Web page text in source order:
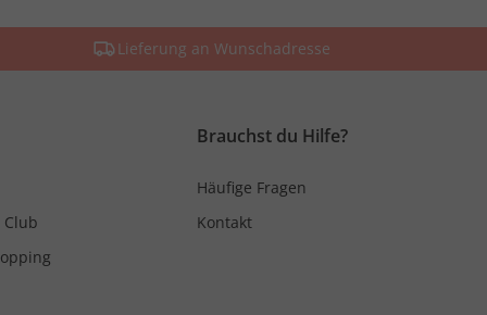
Lieferung an Wunschadresse
Club
Brauchst du Hilfe?
Häufige Fragen
Kontakt